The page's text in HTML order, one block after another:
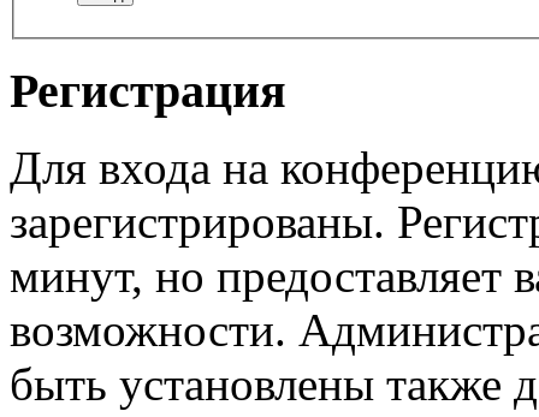
Регистрация
Для входа на
зарегистрированы.
минут, но предоставляет
возможности.
быть установлены также